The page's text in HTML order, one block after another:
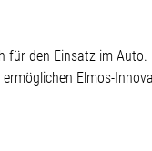
den Einsatz im
Elmos-